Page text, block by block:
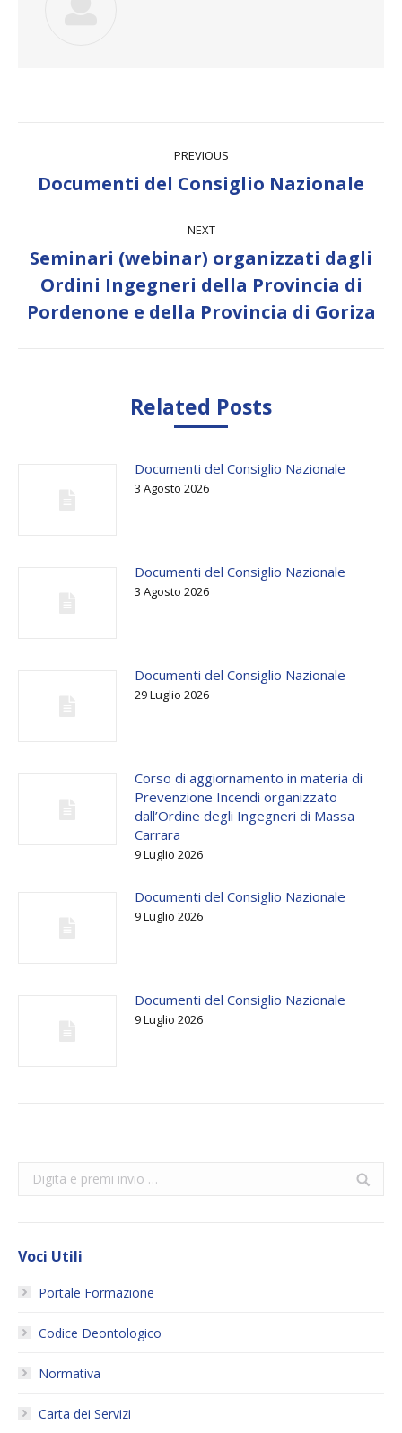
navigation
PREVIOUS
Previous
post:
Documenti del Consiglio Nazionale
NEXT
Next
Seminari (webinar) organizzati dagli
Ordini Ingegneri della Provincia di
Pordenone e della Provincia di Goriza
Related Posts
Documenti del Consiglio Nazionale
3 Agosto 2026
Documenti del Consiglio Nazionale
3 Agosto 2026
Documenti del Consiglio Nazionale
29 Luglio 2026
Corso di aggiornamento in materia di
Prevenzione Incendi organizzato
dall’Ordine degli Ingegneri di Massa
Carrara
9 Luglio 2026
Documenti del Consiglio Nazionale
9 Luglio 2026
Documenti del Consiglio Nazionale
9 Luglio 2026
Search:
Voci Utili
Portale Formazione
Codice Deontologico
Normativa
Carta dei Servizi